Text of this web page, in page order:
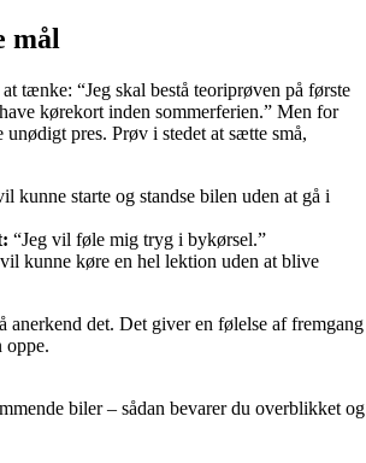
mål
tænke: “Jeg skal bestå teoriprøven på første
kørekort inden sommerferien.” Men for
unødigt pres. Prøv i stedet at sætte små,
kunne starte og standse bilen uden at gå i
“Jeg vil føle mig tryg i bykørsel.”
kunne køre en hel lektion uden at blive
anerkend det. Det giver en følelse af fremgang
oppe.
biler – sådan bevarer du overblikket og